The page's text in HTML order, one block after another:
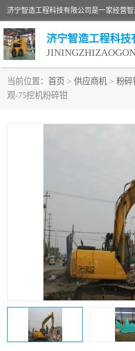
济宁智造工程科技
当前位置： 首页 > 供应商机 > 粉碎
观-75挖机粉碎钳
振动夯
液压剪
铣刨机
伐木机
打桩机
枕木机
清扫器